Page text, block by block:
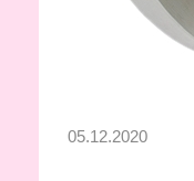
05.12.2020